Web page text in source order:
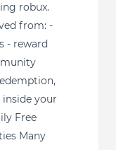
robux.
from: -
- reward
inside your
Free
Many